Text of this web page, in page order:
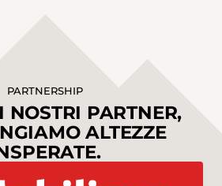
PARTNERSHIP
NOSTRI PARTNER,
ALTEZZE